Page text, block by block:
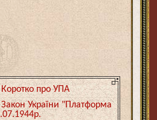
Коротко про УПА
Закон України "Платформа